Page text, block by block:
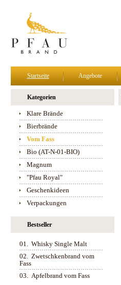
Startseite Angebote
Kategorien
Klare Brände
Bierbrände
Vom Fass
Bio (AT-N-01-BIO)
Magnum
"Pfau Royal"
Geschenkideen
Verpackungen
Bestseller
01. Whisky Single Malt
02. Zwetschkenbrand vom
Fass
03. Apfelbrand vom Fass